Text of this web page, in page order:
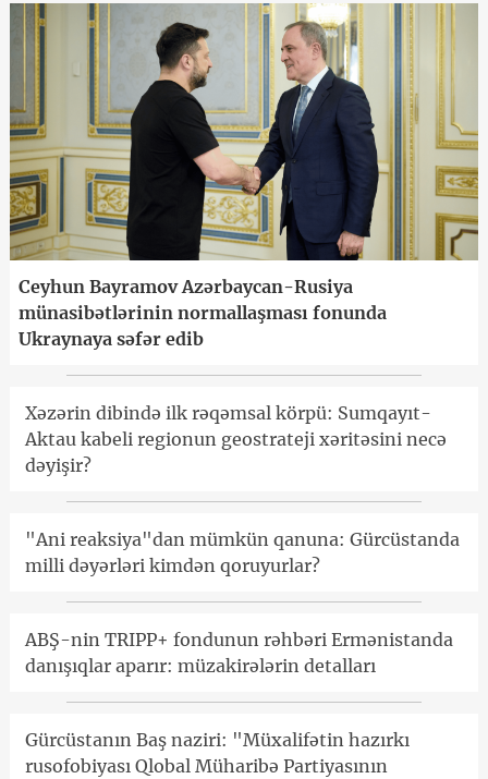
Ceyhun Bayramov Azərbaycan-Rusiya
münasibətlərinin normallaşması fonunda
Ukraynaya səfər edib
Xəzərin dibində ilk rəqəmsal körpü: Sumqayıt-
Aktau kabeli regionun geostrateji xəritəsini necə
dəyişir?
"Ani reaksiya"dan mümkün qanuna: Gürcüstanda
milli dəyərləri kimdən qoruyurlar?
ABŞ-nin TRIPP+ fondunun rəhbəri Ermənistanda
danışıqlar aparır: müzakirələrin detalları
Gürcüstanın Baş naziri: "Müxalifətin hazırkı
rusofobiyası Qlobal Müharibə Partiyasının